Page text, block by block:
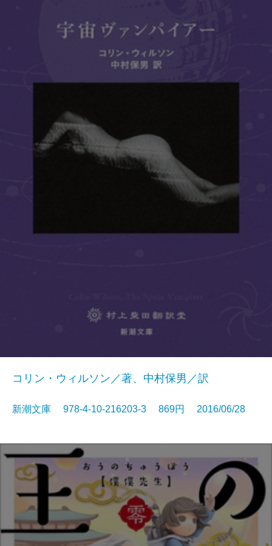
コリン・ウィルソン／著、中村保男／訳
新潮文庫 978-4-10-216203-3 869円 2016/06/28